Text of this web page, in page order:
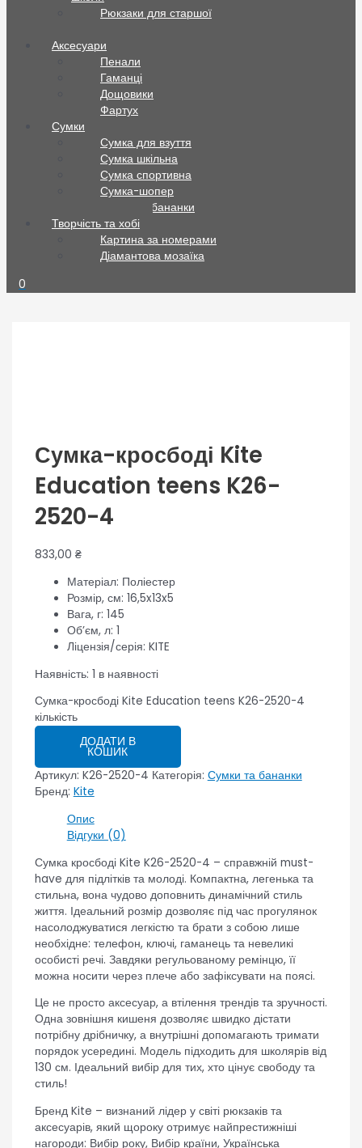
Рюкзаки для старшої
Аксесуари
Пенали
Гаманці
Дощовики
Фартух
Сумки
Сумка для взуття
Сумка шкільна
Сумка спортивна
Сумка-шопер
Сумки та бананки
Творчість та хобі
Картина за номерами
Діамантова мозаїка
0
Сумка-кросбоді Kite
Education teens K26-
2520-4
833,00 ₴
Матеріал: Поліестер
Розмір, см: 16,5x13x5
Вага, г: 145
Об’єм, л: 1
Ліцензія/серія: KITE
Наявність: 1 в наявності
Сумка-кросбоді Kite Education teens K26-2520-4
кількість
ДОДАТИ В
КОШИК
Артикул: K26-2520-4 Категорія: Сумки та бананки
Бренд: Kite
Опис
Відгуки (0)
Сумка кросбоді Kite K26-2520-4 – справжній must-
have для підлітків та молоді. Компактна, легенька та
стильна, вона чудово доповнить динамічний стиль
життя. Ідеальний розмір дозволяє під час прогулянок
насолоджуватися легкістю та брати з собою лише
необхідне: телефон, ключі, гаманець та невеликі
особисті речі. Завдяки регульованому ремінцю, її
можна носити через плече або зафіксувати на поясі.
Це не просто аксесуар, а втілення трендів та зручності.
Одна зовнішня кишеня дозволяє швидко дістати
потрібну дрібничку, а внутрішні допомагають тримати
порядок усередині. Модель підходить для школярів від
130 см. Ідеальний вибір для тих, хто цінує свободу та
стиль!
Бренд Kite – визнаний лідер у світі рюкзаків та
аксесуарів, який щороку отримує найпрестижніші
нагороди: Вибір року, Вибір країни, Українська